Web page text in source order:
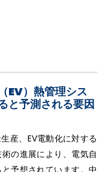
EV）熱管理シス
と予測される要因
産、EV電動化に対する
の進展により、電気自
予想されています。中